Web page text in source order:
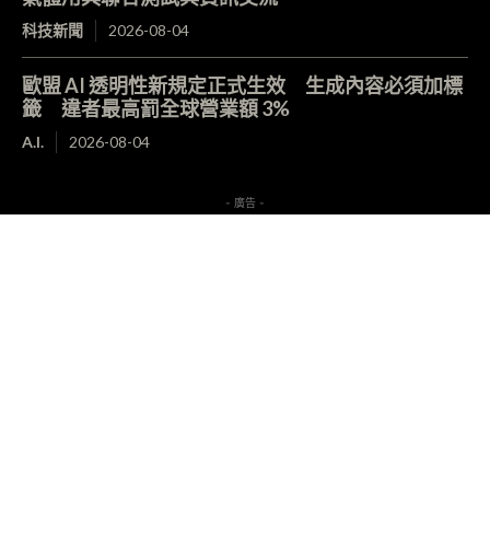
科技新聞 2026-08-04
歐盟 AI 透明性新規定正式生效 生成內容必須加標
籤 違者最高罰全球營業額 3%
A.I. 2026-08-04
- 廣告 -